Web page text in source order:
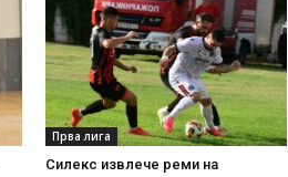
Прва лига
Силекс извлече реми на